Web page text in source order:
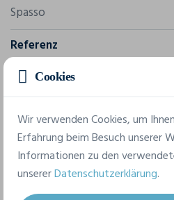
Spasso
Referenz
SP725
Grammatur
195 g/m²
Komposition
100% Lyocell
Cookies
Wir verwenden Cookies, um
Erfahrung beim Besuch unserer
Informationen zu den
unsererDatenschutzerklärung.